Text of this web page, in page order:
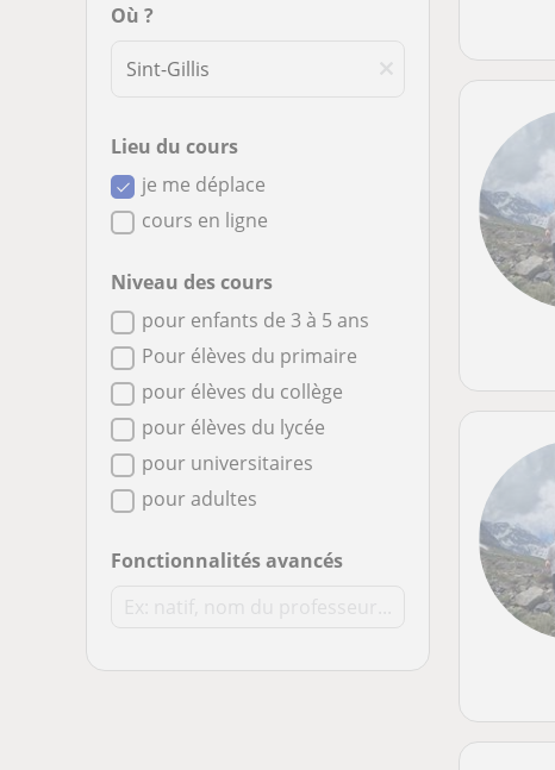
Où ?
Lieu du cours
je me déplace
cours en ligne
Niveau des cours
pour enfants de 3 à 5 ans
Pour élèves du primaire
pour élèves du collège
pour élèves du lycée
pour universitaires
pour adultes
Fonctionnalités avancés